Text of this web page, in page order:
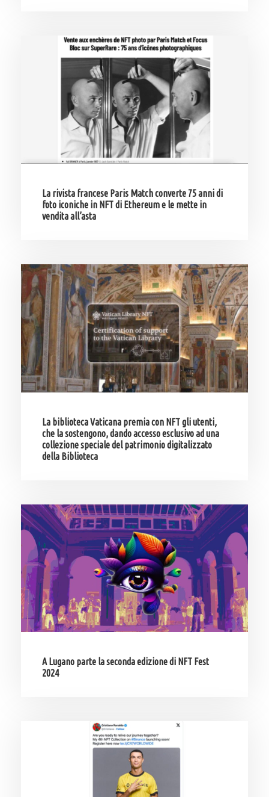
La rivista francese Paris Match converte 75 anni di
foto iconiche in NFT di Ethereum e le mette in
vendita all’asta
La biblioteca Vaticana premia con NFT gli utenti,
che la sostengono, dando accesso esclusivo ad una
collezione speciale del patrimonio digitalizzato
della Biblioteca
A Lugano parte la seconda edizione di NFT Fest
2024